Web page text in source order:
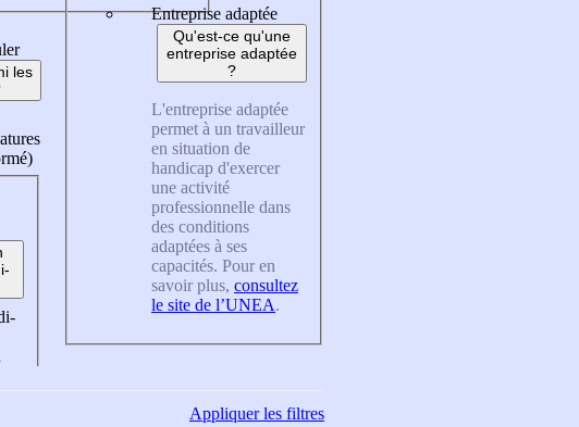
les
Entreprise adaptée
Qu'est-ce qu'une
entreprise adaptée
?
L'entreprise adaptée
permet à un travailleur
en situation de
handicap d'exercer
une activité
professionnelle dans
des conditions
adaptées à ses
capacités. Pour en
savoir plus, consultez
le site de l’UNEA.
Appliquerles filtres